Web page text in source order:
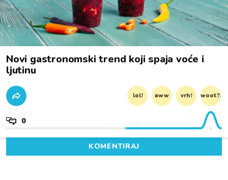
Novi gastronomski trend koji spaja voće i
ljutinu
lol! aww vrh! woot?!
0
KOMENTIRAJ